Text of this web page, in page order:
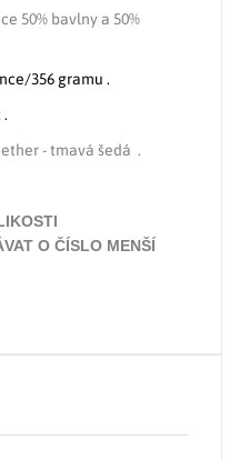
50% bavlny a 50%
356 gramu .
- tmavá šedá .
O ČÍSLO MENŠÍ